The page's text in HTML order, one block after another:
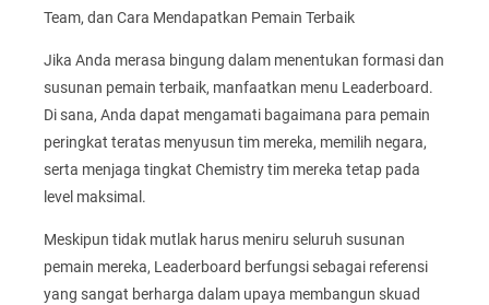
Team, dan Cara Mendapatkan Pemain Terbaik
Jika Anda merasa bingung dalam menentukan formasi dan
susunan pemain terbaik, manfaatkan menu Leaderboard.
Di sana, Anda dapat mengamati bagaimana para pemain
peringkat teratas menyusun tim mereka, memilih negara,
serta menjaga tingkat Chemistry tim mereka tetap pada
level maksimal.
Meskipun tidak mutlak harus meniru seluruh susunan
pemain mereka, Leaderboard berfungsi sebagai referensi
yang sangat berharga dalam upaya membangun skuad